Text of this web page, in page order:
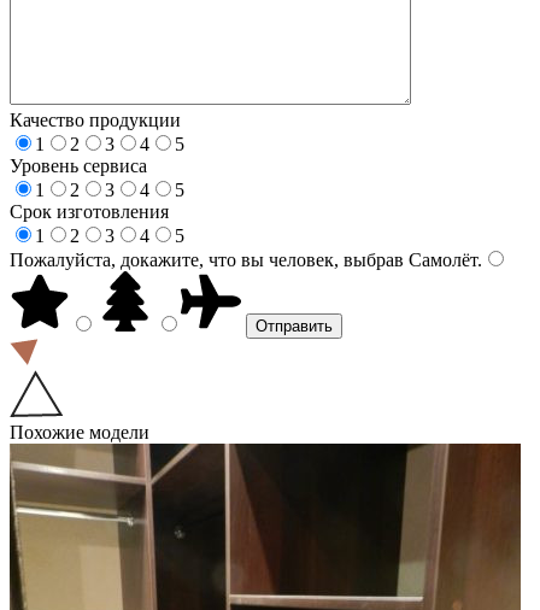
Качество продукции
1
2 3 4
5
Уровень сервиса
1
2 3 4
5
Срок изготовления
1
2 3 4
5
Пожалуйста, докажите, что вы человек, выбрав Самолёт.
Похожие модели